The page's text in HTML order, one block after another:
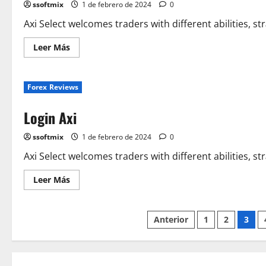
и
Блог
о
форекс
и
криптовалютах
ssoftmix 1 de febrero de 2024 0
Axi Select welcomes traders with different abilities,
Leer MásLeer
más
Login
Axi
Forex Reviews
Login Axi
ssoftmix 1 de febrero de 2024 0
Axi Select welcomes traders with different abilities,
Leer MásLeer
más
Paginación
de
Anterior 1 2 3